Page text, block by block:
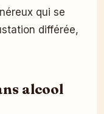
qui se
différée,
alcool